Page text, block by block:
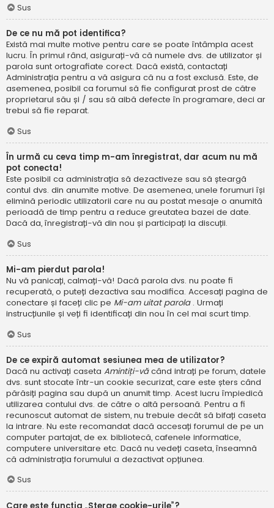
Sus
De ce nu mă pot identifica?
Există mai multe motive pentru care se poate întâmpla acest
lucru. În primul rând, asigurați-vă că numele dvs. de utilizator și
parola sunt ortografiate corect. Dacă există, contactați
Administrația pentru a vă asigura că nu a fost exclusă. Este, de
asemenea, posibil ca forumul să fie configurat prost de către
proprietarul său și / sau să aibă defecte în programare, deci ar
trebui să fie reparat.
Sus
În urmă cu ceva timp m-am înregistrat, dar acum nu mă
pot conecta!
Este posibil ca administrația să dezactiveze sau să șteargă
contul dvs. din anumite motive. De asemenea, unele forumuri își
elimină periodic utilizatorii care nu au postat mesaje o anumită
perioadă de timp pentru a reduce greutatea bazei de date.
Dacă da, înregistrați-vă din nou și participați la discuții.
Sus
Mi-am pierdut parola!
Nu vă panicați, calmați-vă! Dacă parola dvs. nu poate fi
recuperată, o puteți dezactiva sau modifica. Accesați pagina de
conectare și faceți clic pe Mi-am uitat parola . Urmați
instrucțiunile și veți fi identificați din nou în cel mai scurt timp.
Sus
De ce expiră automat sesiunea mea de utilizator?
Dacă nu activați caseta Amintiți-văcând intrați pe forum, datele
dvs. sunt stocate într-un cookie securizat, care este șters când
părăsiți pagina sau după un anumit timp. Acest lucru împiedică
utilizarea contului dvs. de către o altă persoană. Pentru a fi
recunoscut automat de sistem, nu trebuie decât să bifați caseta
la intrare. Nu este recomandat dacă accesați forumul de pe un
computer partajat, de ex. bibliotecă, cafenele informatice,
computere universitare etc. Dacă nu vedeți caseta, înseamnă
că administrația forumului a dezactivat opțiunea.
Sus
Care este funcția „Șterge cookie-urile”?